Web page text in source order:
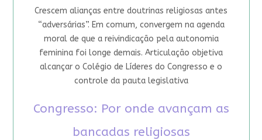
Crescem alianças entre doutrinas religiosas antes
“adversárias”. Em comum, convergem na agenda
moral de que a reivindicação pela autonomia
feminina foi longe demais. Articulação objetiva
alcançar o Colégio de Líderes do Congresso e o
controle da pauta legislativa
Congresso: Por onde avançam as
bancadas religiosas